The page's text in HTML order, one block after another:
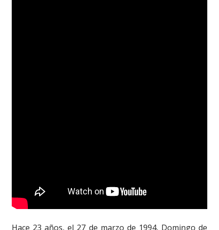
Hace 23 años, el 27 de marzo de 1994, Domingo de